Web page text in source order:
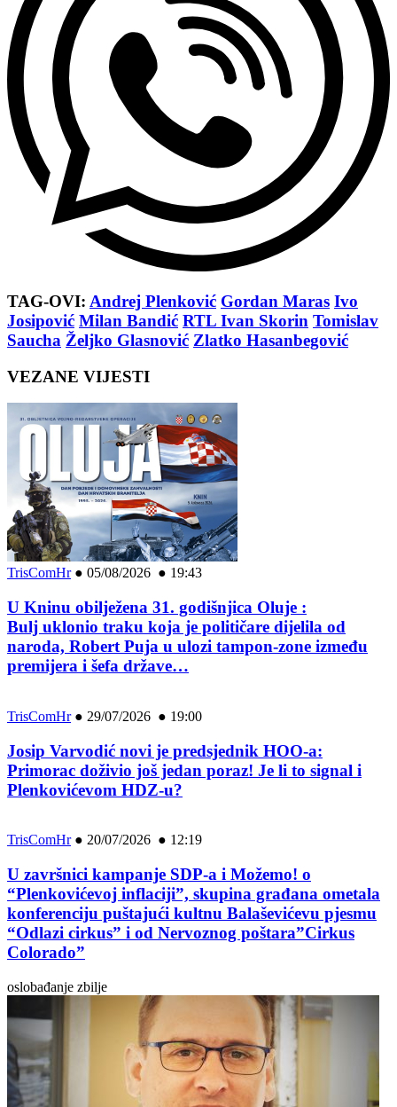
TAG-OVI: Andrej Plenković Gordan Maras Ivo
Josipović Milan Bandić RTL Ivan Skorin Tomislav
Saucha Željko Glasnović Zlatko Hasanbegović
VEZANE VIJESTI
TrisComHr● 05/08/2026 ● 19:43
U Kninu obilježena 31. godišnjica Oluje :
Bulj uklonio traku koja je političare dijelila od
naroda, Robert Puja u ulozi tampon-zone između
premijera i šefa države…
TrisComHr● 29/07/2026 ● 19:00
Josip Varvodić novi je predsjednik HOO-a:
Primorac doživio još jedan poraz! Je li to signal i
Plenkovićevom HDZ-u?
TrisComHr● 20/07/2026 ● 12:19
U završnici kampanje SDP-a i Možemo! o
“Plenkovićevoj inflaciji”, skupina građana ometala
konferenciju puštajući kultnu Balaševićevu pjesmu
“Odlazi cirkus” i od Nervoznog poštara”Cirkus
Colorado”
oslobađanje zbilje